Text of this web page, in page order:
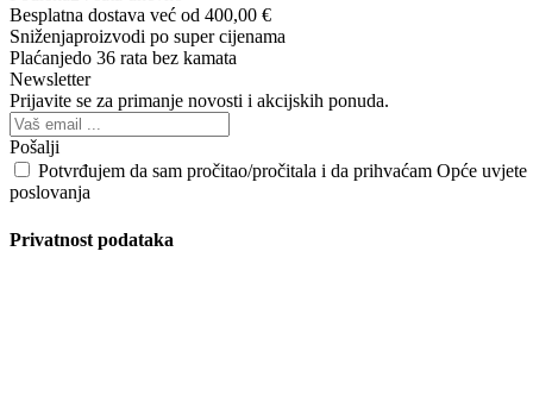
Besplatna dostava već od 400,00 €
Sniženjaproizvodi po super cijenama
Plaćanjedo 36 rata bez kamata
Newsletter
Prijavite se za primanje novosti i akcijskih ponuda.
Pošalji
Potvrđujem da sam pročitao/pročitala i da prihvaćam Opće uvjete
poslovanja
Privatnost podataka